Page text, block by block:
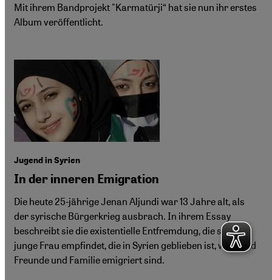
Mit ihrem Bandprojekt "Karmatürji“ hat sie nun ihr erstes
Album veröffentlicht.
Jugend in Syrien
In der inneren Emigration
Die heute 25-jährige Jenan Aljundi war 13 Jahre alt, als
der syrische Bürgerkrieg ausbrach. In ihrem Essay
beschreibt sie die existentielle Entfremdung, die sie als
junge Frau empfindet, die in Syrien geblieben ist, während
Freunde und Familie emigriert sind.